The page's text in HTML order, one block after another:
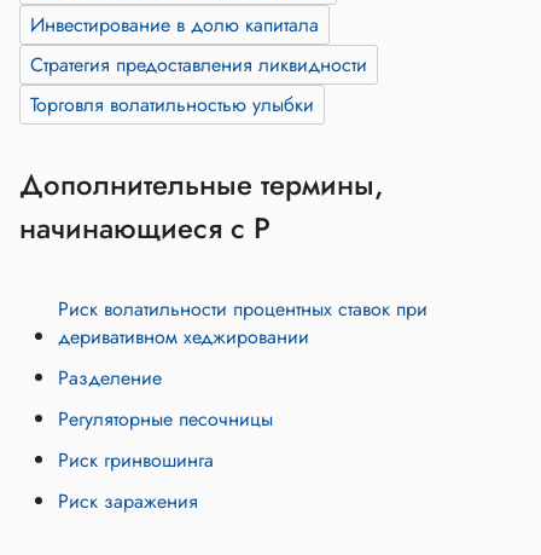
Инвестирование в долю капитала
Стратегия предоставления ликвидности
Торговля волатильностью улыбки
Дополнительные термины,
начинающиеся с Р
Риск волатильности процентных ставок при
деривативном хеджировании
Разделение
Регуляторные песочницы
Риск гринвошинга
Риск заражения